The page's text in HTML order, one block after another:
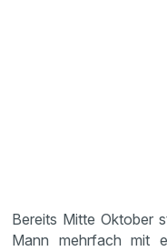
Bereits Mitte Oktober
Mann mehrfach mit